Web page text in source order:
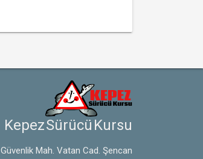
Kepez Sürücü Kursu
Güvenlik Mah. Vatan Cad. Şencan